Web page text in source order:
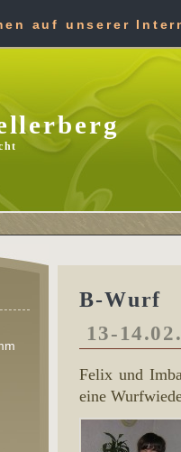
auf unserer
B-Wurf
13-
Felix und
eine